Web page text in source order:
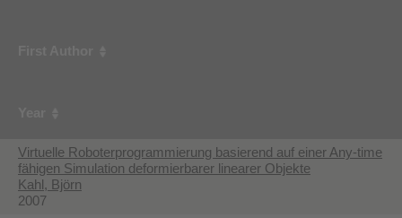
Virtuelle Roboterprogrammierung basierend auf einer Any-time
fähigen Simulation deformierbarer linearer Objekte
Kahl, Björn
2007